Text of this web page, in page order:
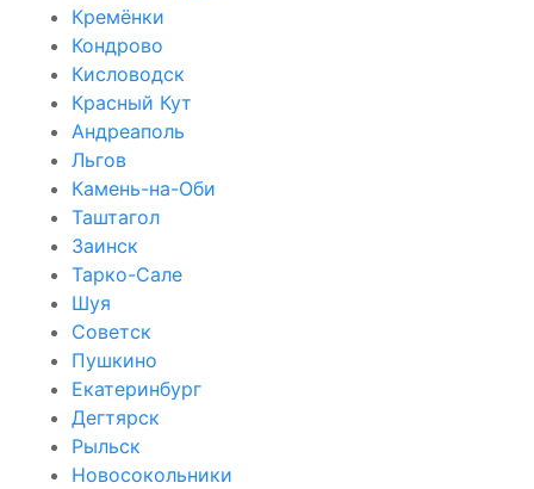
Кремёнки
Кондрово
Кисловодск
Красный Кут
Андреаполь
Льгов
Камень-на-Оби
Таштагол
Заинск
Тарко-Сале
Шуя
Советск
Пушкино
Екатеринбург
Дегтярск
Рыльск
Новосокольники